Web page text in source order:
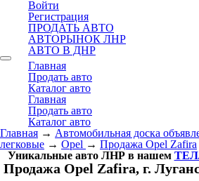
Войти
Регистрация
ПРОДАТЬ АВТО
АВТОРЫНОК ЛНР
АВТО В ДНР
Главная
Продать авто
Каталог авто
Главная
Продать авто
Каталог авто
Главная → Автомобильная доска
легковые → Opel → Продажа Opel Zafira
Уникальные авто ЛНР в нашем
Продажа Opel Zafira, г.